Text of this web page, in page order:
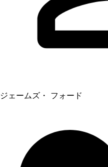
ジェームズ・ フォード